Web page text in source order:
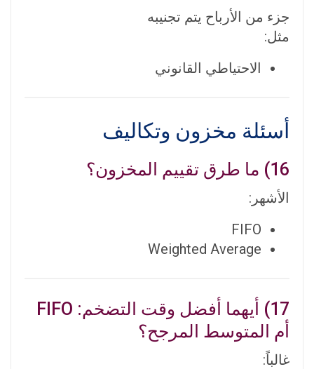
جزء من الأرباح يتم تجنيبه
مثل:
الاحتياطي القانوني
أسئلة مخزون وتكاليف
16) ما طرق تقييم المخزون؟
الأشهر:
FIFO
Weighted Average
17) أيهما أفضل وقت التضخم: FIFO
أم المتوسط المرجح؟
غالباً: